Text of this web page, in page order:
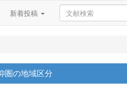
新着投稿
圏の地域区分